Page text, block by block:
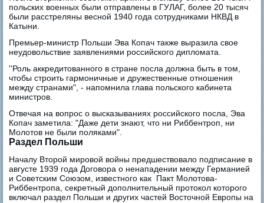
польских военных были отправлены в ГУЛАГ, более 20 тысяч
были расстреляны весной 1940 года сотрудниками НКВД в
Катыни.
Премьер-министр Польши Эва Копач также выразила свое
неудовольствие заявлениями российского дипломата.
''Роль аккредитованного в стране посла должна быть в том,
чтобы строить гармоничные и дружественные отношения
между странами", - напомнила глава польского кабинета
министров.
Отвечая на вопрос о высказываниях российского посла, Эва
Копач заметила: "Даже дети знают, что ни Риббентроп, ни
Молотов не были поляками".
Раздел Польши
Началу Второй мировой войны предшествовало подписание в
августе 1939 года Договора о ненападении между Германией
и Советским Союзом, известного как Пакт Молотова-
Риббентропа, секретный дополнительный протокол которого
включал раздел Польши и других частей Восточной Европы на